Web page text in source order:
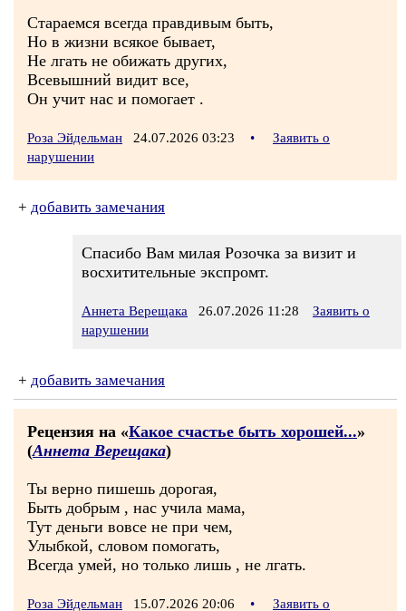
Стараемся всегда правдивым быть,
Но в жизни всякое бывает,
Не лгать не обижать других,
Всевышний видит все,
Он учит нас и помогает .
Роза Эйдельман 24.07.2026 03:23 •
Заявить о
нарушении
+ добавить замечания
Спасибо Вам милая Розочка за визит и
восхитительные экспромт.
Аннета Верещака 26.07.2026 11:28
Заявить о
нарушении
+ добавить замечания
Рецензия на «Какое счастье быть хорошей...»
(Аннета Верещака)
Ты верно пишешь дорогая,
Быть добрым , нас учила мама,
Тут деньги вовсе не при чем,
Улыбкой, словом помогать,
Всегда умей, но только лишь , не лгать.
Роза Эйдельман 15.07.2026 20:06 •
Заявить о